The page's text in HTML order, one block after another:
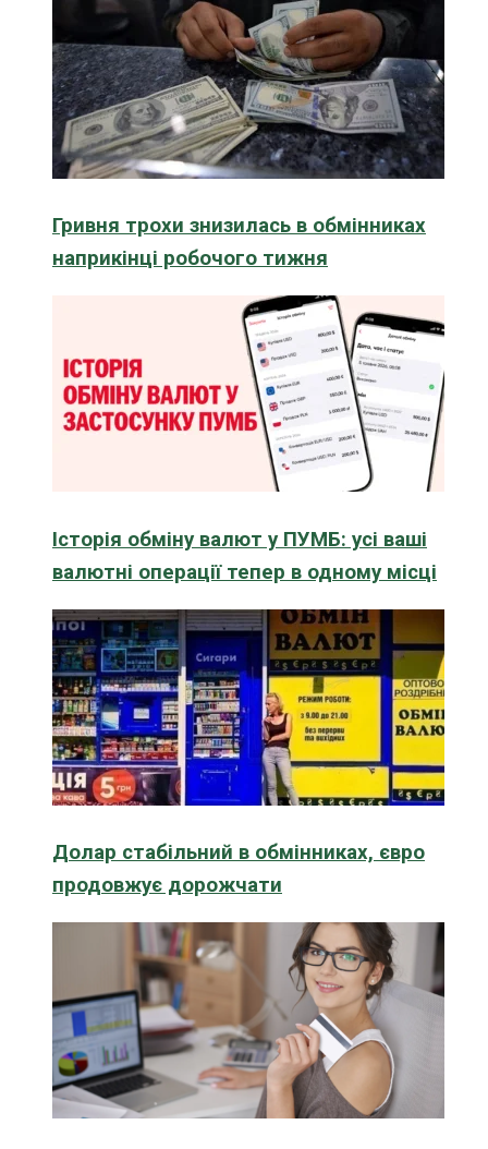
Гривня трохи знизилась в обмінниках
наприкінці робочого тижня
Історія обміну валют у ПУМБ: усі ваші
валютні операції тепер в одному місці
Долар стабільний в обмінниках, євро
продовжує дорожчати